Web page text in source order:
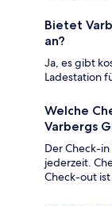
Bietet
an?
Ja, es gibt
Ladestation
Welche
Varbergs
Der Check-
jederzeit.
Check-out